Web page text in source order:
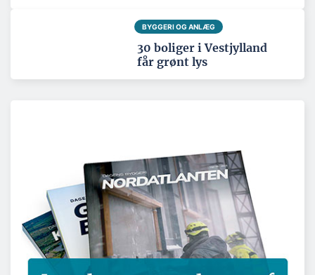
BYGGERI OG ANLÆG
30 boliger i Vestjylland
får grønt lys